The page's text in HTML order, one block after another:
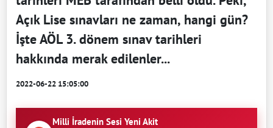
Açık Lise sınavları ne zaman, hangi gün?
İşte AÖL 3. dönem sınav tarihleri
hakkında merak edilenler...
2022-06-22 15:05:00
Milli İradenin Sesi Yeni Akit